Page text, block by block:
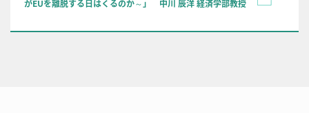
がEUを離脱する日はくるのか～」 中川 辰洋 経済学部教授